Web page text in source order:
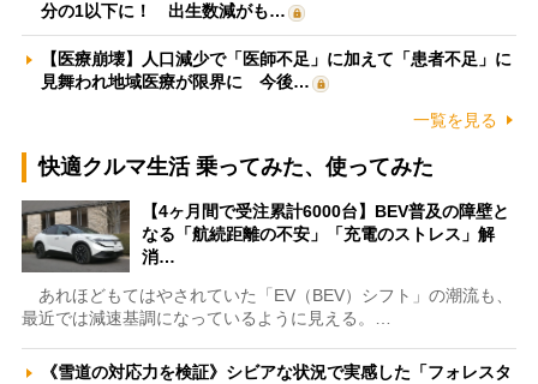
分の1以下に！ 出生数減がも…
【医療崩壊】人口減少で「医師不足」に加えて「患者不足」に
見舞われ地域医療が限界に 今後…
一覧を見る
快適クルマ生活 乗ってみた、使ってみた
【4ヶ月間で受注累計6000台】BEV普及の障壁と
なる「航続距離の不安」「充電のストレス」解
消…
あれほどもてはやされていた「EV（BEV）シフト」の潮流も、
最近では減速基調になっているように見える。…
《雪道の対応力を検証》シビアな状況で実感した「フォレスタ